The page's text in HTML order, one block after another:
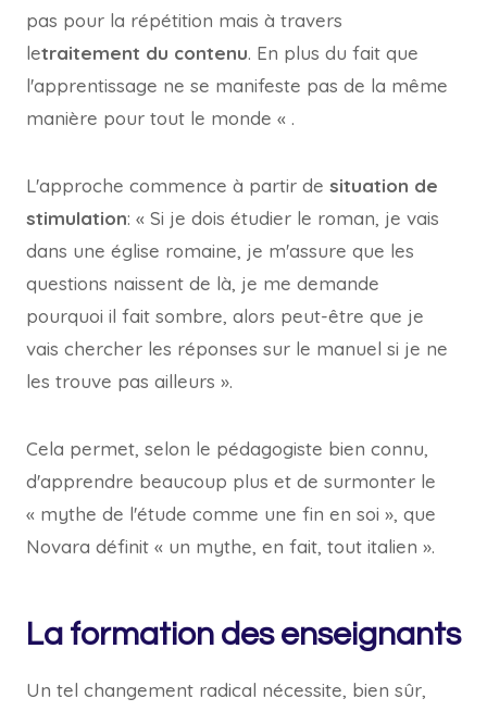
pas pour la répétition mais à travers
letraitement du contenu. En plus du fait que
l'apprentissage ne se manifeste pas de la même
manière pour tout le monde « .
L'approche commence à partir de situation de
stimulation: « Si je dois étudier le roman, je vais
dans une église romaine, je m'assure que les
questions naissent de là, je me demande
pourquoi il fait sombre, alors peut-être que je
vais chercher les réponses sur le manuel si je ne
les trouve pas ailleurs ».
Cela permet, selon le pédagogiste bien connu,
d'apprendre beaucoup plus et de surmonter le
« mythe de l'étude comme une fin en soi », que
Novara définit « un mythe, en fait, tout italien ».
La formation des enseignants
Un tel changement radical nécessite, bien sûr,